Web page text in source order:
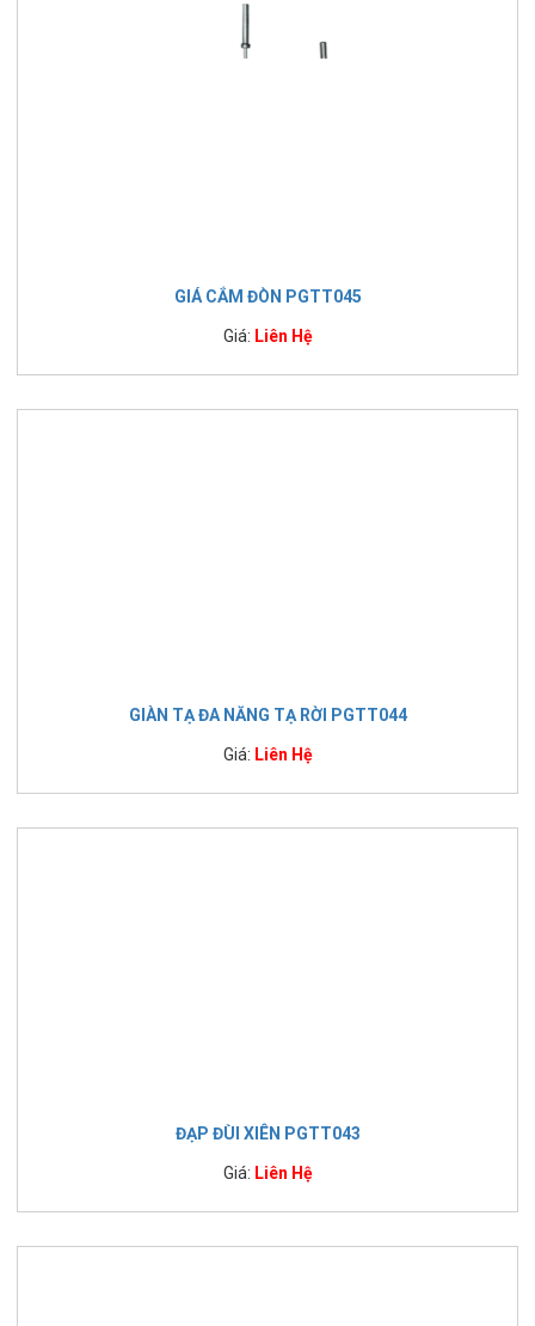
GIÁ CẮM ĐÒN PGTT045
Giá: Liên Hệ
GIÀN TẠ ĐA NĂNG TẠ RỜI PGTT044
Giá: Liên Hệ
ĐẠP ĐÙI XIÊN PGTT043
Giá: Liên Hệ